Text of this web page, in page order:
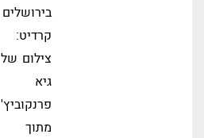
בירושלים
קרדיט:
צילום של
גיא
פרנקוביץ'
מתוך